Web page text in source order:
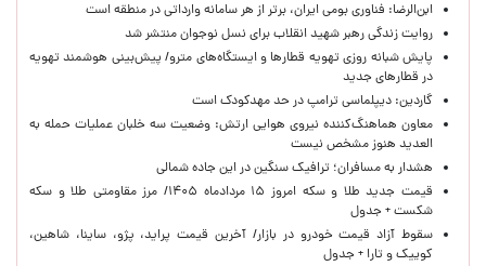
ابن‌الرضا: فناوری بومی ایران، برتر از هر سامانه وارداتی در منطقه است
روایت زندگی رهبر شهید انقلاب برای نسل نوجوان منتشر شد
پایش شبانه روزی تهویه قطارها و ایستگاه‌های مترو/ پیش‌بینی هوشمند تهویه
در قطارهای جدید
گاردین: دیپلماسی ترامپ در حد مهدکودک است
معاون هماهنگ‌کننده نیروی هوایی ارتش: وضعیت سه خلبان عملیات حمله به
العدید هنوز مشخص نیست
هشدار به مسافران؛ ترافیک سنگین در این جاده شمالی
قیمت جدید طلا و سکه امروز ۱۵ مردادماه ۱۴۰۵/ مرز مقاومتی طلا و سکه
شکست + جدول
سقوط آزاد قیمت خودرو در بازار/ آخرین قیمت پراید، پژو، ساینا، شاهین،
کوییک و تارا + جدول